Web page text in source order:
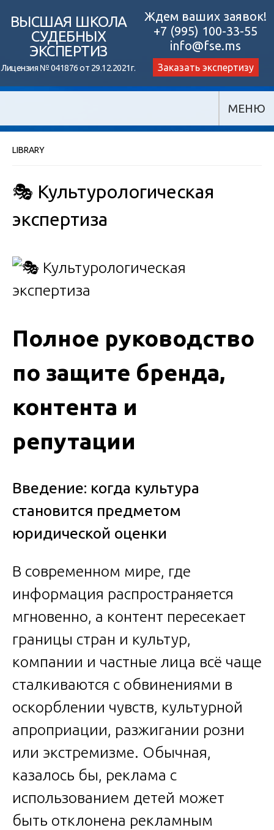
content
ВЫСШАЯ ШКОЛА
СУДЕБНЫХ
ЭКСПЕРТИЗ
Лицензия № 041876 от 29.12.2021г.
Ждем ваших заявок!
+7 (995) 100-33-55
info@fse.ms
Заказать экспертизу
МЕНЮ
LIBRARY
🎭 Культурологическая
экспертиза
Полное руководство
по защите бренда,
контента и
репутации
Введение: когда культура
становится предметом
юридической оценки
В современном мире, где
информация распространяется
мгновенно, а контент пересекает
границы стран и культур,
компании и частные лица всё чаще
сталкиваются с обвинениями в
оскорблении чувств, культурной
апроприации, разжигании розни
или экстремизме. Обычная,
казалось бы, реклама с
использованием детей может
быть отклонена рекламным